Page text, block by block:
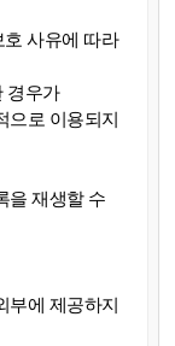
호 사유에 따라
경우가
으로 이용되지
을 재생할 수
부에 제공하지